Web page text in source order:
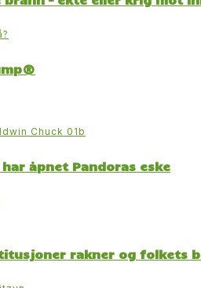
har åpnet Pandoras eske
rakner og folkets